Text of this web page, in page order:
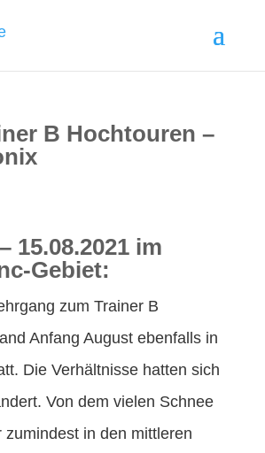
B Hochtouren –
15.08.2021 im
Gebiet:
zum Trainer B
Anfang August ebenfalls in
Die Verhältnisse hatten sich
Von dem vielen Schnee
zumindest in den mittleren